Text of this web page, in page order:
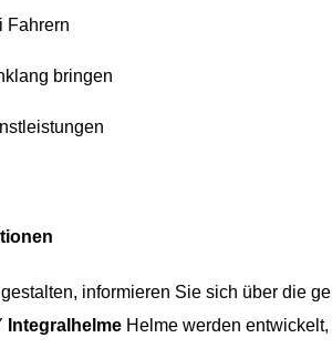
Fahrern
bringen
informieren Sie sich über die
IntegralhelmeHelme werden